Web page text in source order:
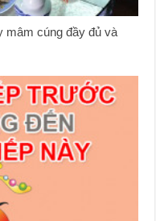
mâm cúng đầy đủ và